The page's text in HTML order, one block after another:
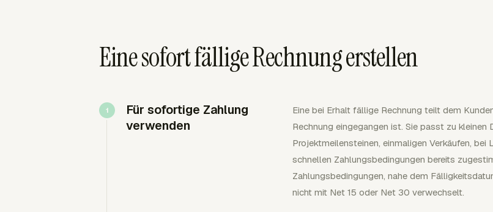
Eine sofort fällige Rechnung erstellen
Für sofortige Zahlung
verwenden
Eine bei Erhalt fällige Rechnung teilt dem
Rechnung eingegangen ist. Sie passt zu
Projektmeilensteinen, einmaligen Verkäufen,
schnellen Zahlungsbedingungen bereits
Zahlungsbedingungen, nahe dem
nicht mit Net 15 oder Net 30 verwechselt.